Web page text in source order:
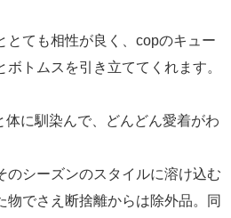
とても相性が良く、copのキュー
ボトムスを引き立ててくれます。
に馴染んで、どんどん愛着がわ
のシーズンのスタイルに溶け込む
物でさえ断捨離からは除外品。同